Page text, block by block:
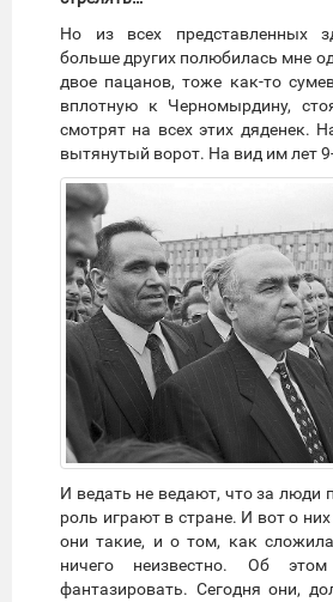
Но из всех представленных
больше других полюбилась мне
двое пацанов, тоже как-то
вплотную к Черномырдину,
смотрят на всех этих дяденек.
вытянутый ворот. На вид им лет
И ведать не ведают, что за люди
роль играют в стране. И вот о
они такие, и о том, как
ничего неизвестно. Об
фантазировать. Сегодня они,